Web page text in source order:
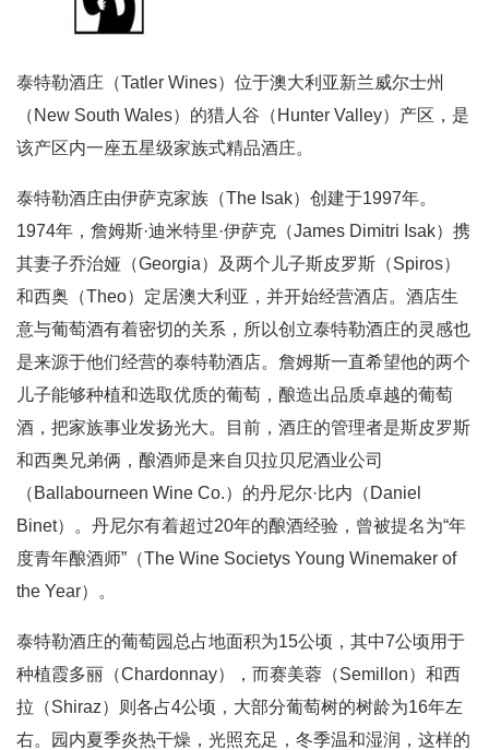
泰特勒酒庄（Tatler Wines）位于澳大利亚新兰威尔士州
（New South Wales）的猎人谷（Hunter Valley）产区，是
该产区内一座五星级家族式精品酒庄。
泰特勒酒庄由伊萨克家族（The Isak）创建于1997年。
1974年，詹姆斯·迪米特里·伊萨克（James Dimitri Isak）携
其妻子乔治娅（Georgia）及两个儿子斯皮罗斯（Spiros）
和西奥（Theo）定居澳大利亚，并开始经营酒店。酒店生
意与葡萄酒有着密切的关系，所以创立泰特勒酒庄的灵感也
是来源于他们经营的泰特勒酒店。詹姆斯一直希望他的两个
儿子能够种植和选取优质的葡萄，酿造出品质卓越的葡萄
酒，把家族事业发扬光大。目前，酒庄的管理者是斯皮罗斯
和西奥兄弟俩，酿酒师是来自贝拉贝尼酒业公司
（Ballabourneen Wine Co.）的丹尼尔·比内（Daniel
Binet）。丹尼尔有着超过20年的酿酒经验，曾被提名为“年
度青年酿酒师”（The Wine Societys Young Winemaker of
the Year）。
泰特勒酒庄的葡萄园总占地面积为15公顷，其中7公顷用于
种植霞多丽（Chardonnay），而赛美蓉（Semillon）和西
拉（Shiraz）则各占4公顷，大部分葡萄树的树龄为16年左
右。园内夏季炎热干燥，光照充足，冬季温和湿润，这样的